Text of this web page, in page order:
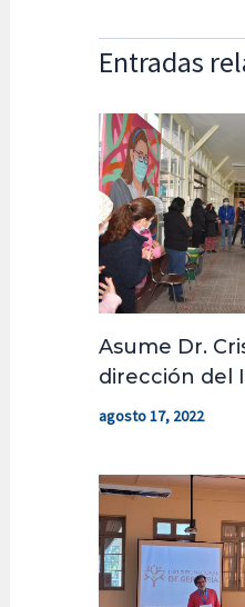
Entradas
Asume Dr.
dirección del
agosto 17, 2022